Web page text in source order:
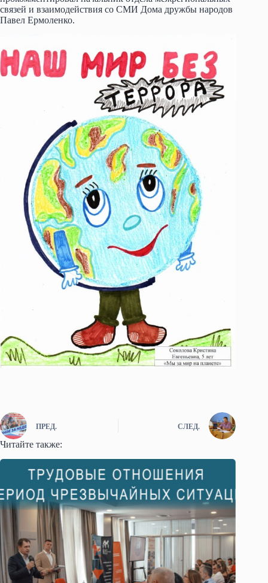
связей и взаимодействия со СМИ Дома дружбы народов
Павел Ермоленко.
ПРЕД. СЛЕД.
Читайте также: